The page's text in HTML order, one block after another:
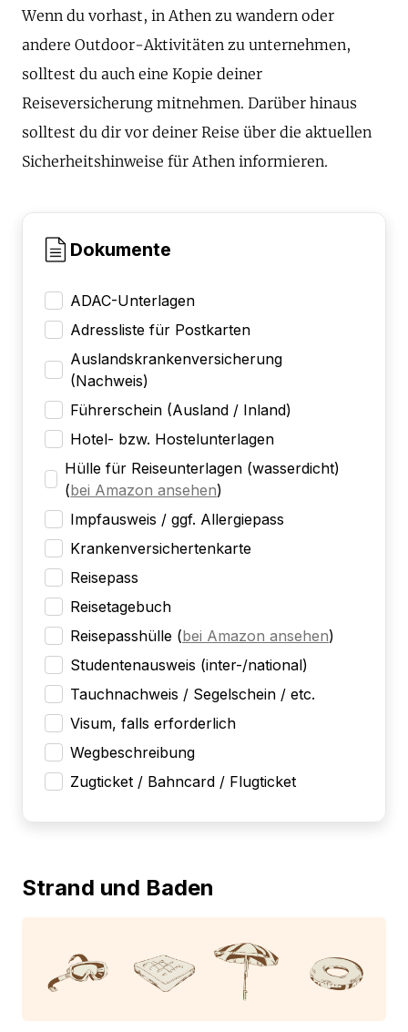
Wenn du vorhast, in Athen zu wandern oder
andere Outdoor-Aktivitäten zu unternehmen,
solltest du auch eine Kopie deiner
Reiseversicherung mitnehmen. Darüber hinaus
solltest du dir vor deiner Reise über die aktuellen
Sicherheitshinweise für Athen informieren.
Dokumente
ADAC-Unterlagen
Adressliste für Postkarten
Auslandskrankenversicherung
(Nachweis)
Führerschein (Ausland / Inland)
Hotel- bzw. Hostelunterlagen
Hülle für Reiseunterlagen (wasserdicht)
(bei Amazon ansehen)
Impfausweis / ggf. Allergiepass
Krankenversichertenkarte
Reisepass
Reisetagebuch
Reisepasshülle (bei Amazon ansehen)
Studentenausweis (inter-/national)
Tauchnachweis / Segelschein / etc.
Visum, falls erforderlich
Wegbeschreibung
Zugticket / Bahncard / Flugticket
Strand und Baden